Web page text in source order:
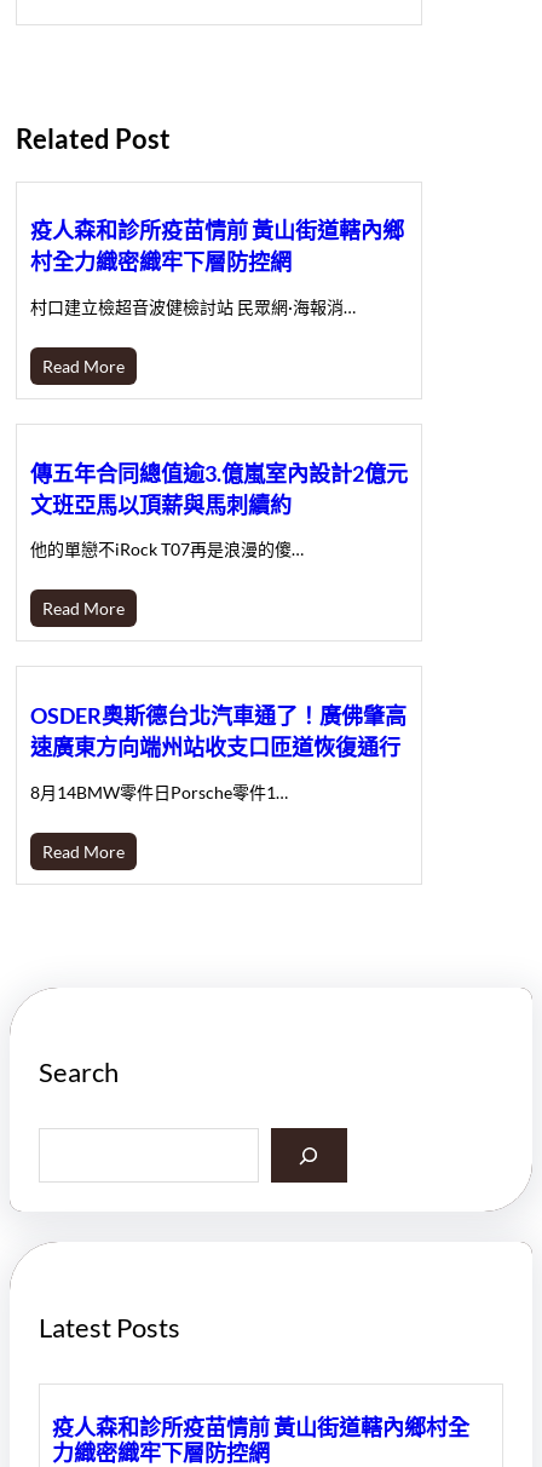
Related Post
疫人森和診所疫苗情前 黃山街道轄內鄉
村全力織密織牢下層防控網
村口建立檢超音波健檢討站 民眾網·海報消…
Read More
傳五年合同總值逾3.億嵐室內設計2億元
文班亞馬以頂薪與馬刺續約
他的單戀不iRock T07再是浪漫的傻…
Read More
OSDER奧斯德台北汽車通了！廣佛肇高
速廣東方向端州站收支口匝道恢復通行
8月14BMW零件日Porsche零件1…
Read More
Search
a
h
Latest Posts
疫人森和診所疫苗情前 黃山街道轄內鄉村全
力織密織牢下層防控網